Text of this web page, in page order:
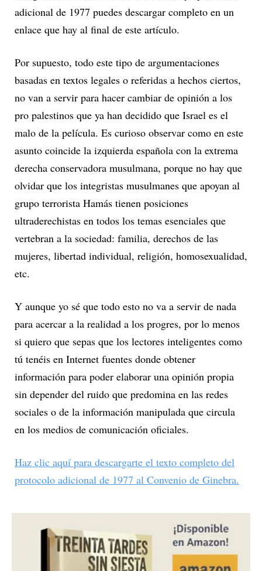
adicional de 1977 puedes descargar completo en un
enlace que hay al final de este artículo.
Por supuesto, todo este tipo de argumentaciones
basadas en textos legales o referidas a hechos ciertos,
no van a servir para hacer cambiar de opinión a los
pro palestinos que ya han decidido que Israel es el
malo de la película. Es curioso observar como en este
asunto coincide la izquierda española con la extrema
derecha conservadora musulmana, porque no hay que
olvidar que los integristas musulmanes que apoyan al
grupo terrorista Hamás tienen posiciones
ultraderechistas en todos los temas esenciales que
vertebran a la sociedad: familia, derechos de las
mujeres, libertad individual, religión, homosexualidad,
etc.
Y aunque yo sé que todo esto no va a servir de nada
para acercar a la realidad a los progres, por lo menos
si quiero que sepas que los lectores inteligentes como
tú tenéis en Internet fuentes donde obtener
información para poder elaborar una opinión propia
sin depender del ruido que predomina en las redes
sociales o de la información manipulada que circula
en los medios de comunicación oficiales.
Haz clic aquí para descargarte el texto completo del
protocolo adicional de 1977 al Convenio de Ginebra.